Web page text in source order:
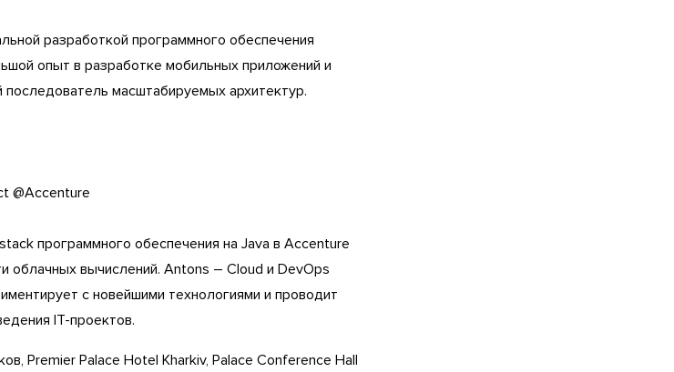
разработкой программного обеспечения
опыт в разработке мобильных приложений и
масштабируемых архитектур.
@Accenture
программного обеспечения на Java в Accenture
облачных вычислений. Antons – Cloud и DevOps
с новейшими технологиями и проводит
ІТ-проектов.
Premier Palace Hotel Kharkiv, Palace Conference Hall